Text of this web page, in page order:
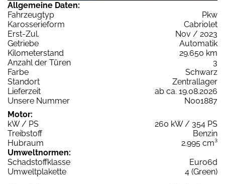
Allgemeine Daten:
Fahrzeugtyp
Pkw
Karosserieform
Cabriolet
Erst-Zul.
Nov / 2023
Getriebe
Automatik
Kilometerstand
29.650 km
Anzahl der Türen
3
Farbe
Schwarz
Standort
Zentrallager
Lieferzeit
ab ca. 19.08.2026
Unsere Nummer
N001887
Motor:
kW / PS
260 kW / 354 PS
Treibstoff
Benzin
Hubraum
2.995 cm³
Umweltnormen:
Schadstoffklasse
Euro6d
Umweltplakette
4 (Green)